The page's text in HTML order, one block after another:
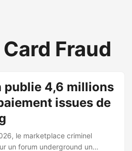
Fraud
publie 4,6 millions
issues de
le marketplace criminel
un forum underground un